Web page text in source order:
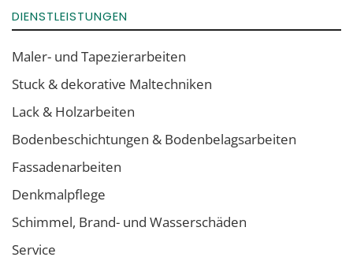
DIENSTLEISTUNGEN
Maler- und Tapezierarbeiten
Stuck & dekorative Maltechniken
Lack & Holzarbeiten
Boden­beschich­tungen & Boden­belags­arbeiten
Fassadenarbeiten
Denkmalpflege
Schimmel, Brand- und Wasserschäden
Service